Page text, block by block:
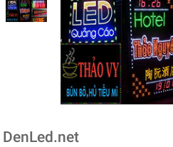
DenLed.net